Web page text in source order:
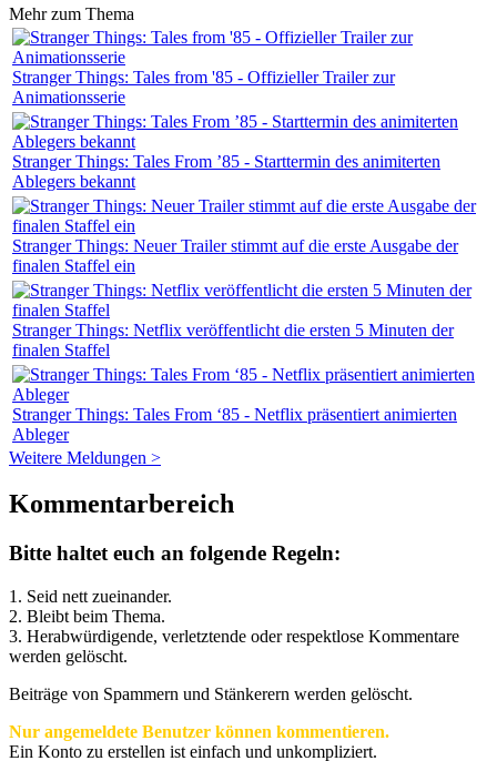
Mehr zum Thema
Stranger Things: Tales from '85 - Offizieller Trailer zur
Animationsserie
Stranger Things: Tales From ’85 - Starttermin des animiterten
Ablegers bekannt
Stranger Things: Neuer Trailer stimmt auf die erste Ausgabe der
finalen Staffel ein
Stranger Things: Netflix veröffentlicht die ersten 5 Minuten der
finalen Staffel
Stranger Things: Tales From ‘85 - Netflix präsentiert animierten
Ableger
Weitere Meldungen >
Kommentarbereich
Bitte haltet euch an folgende Regeln:
1. Seid nett zueinander.
2. Bleibt beim Thema.
3. Herabwürdigende, verletztende oder respektlose Kommentare
werden gelöscht.
Beiträge von Spammern und Stänkerern werden gelöscht.
Nur angemeldete Benutzer können kommentieren.
Ein Konto zu erstellen ist einfach und unkompliziert.